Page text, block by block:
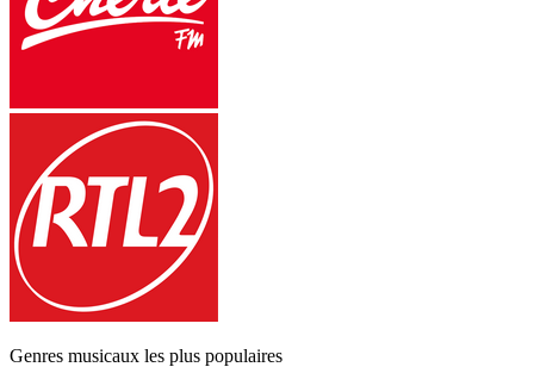
Genres musicaux les plus populaires